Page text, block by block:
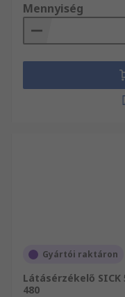
Mennyiség
Gyártói raktáron
Látásérzékelő
480